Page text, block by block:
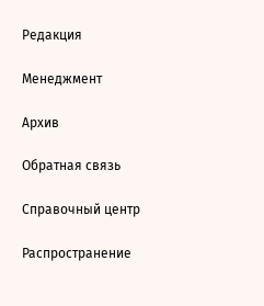
Редакция
Менеджмент
Архив
Обратная связь
Справочный центр
Распространение